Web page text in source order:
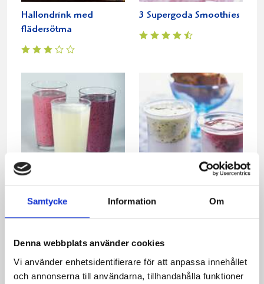
Samtycke Information Om
Denna webbplats använder cookies
Vi använder enhetsidentifierare för att anpassa innehållet
och annonserna till användarna, tillhandahålla funktioner
Hallondrink med
flädersötma
3 Supergoda Smoothies
hallon, banan/apelsin
och björnbär